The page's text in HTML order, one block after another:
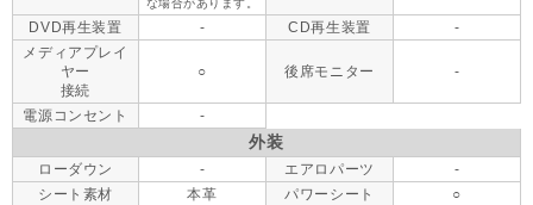
な場合があります。
DVD再生装置 - CD再生装置
-
メディアプレイ
ヤー
接続
○ 後席モニター -
電源コンセント -
外装
ローダウン - エアロパーツ
-
シート素材
本革 パワーシート ○